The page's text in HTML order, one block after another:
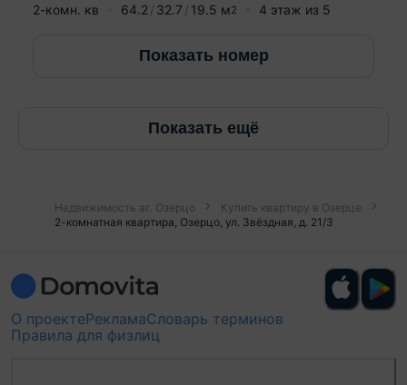
2-комн. кв 64.2 32.7 19.5 м2 4 этаж из 5
Показать номер
Показать ещё
Недвижимость аг. Озерцо
Купить квартиру в Озерце
2-комнатная квартира, Озерцо, ул. Звёздная, д. 21/3
О проектеРекламаСловарь терминов
Правила для физлиц